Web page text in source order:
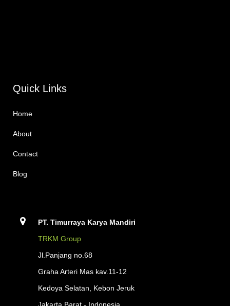
Quick Links
Home
About
Contact
Blog
PT. Timurraya Karya Mandiri
TRKM Group
Jl.Panjang no.68
Graha Arteri Mas kav.11-12
Kedoya Selatan, Kebon Jeruk